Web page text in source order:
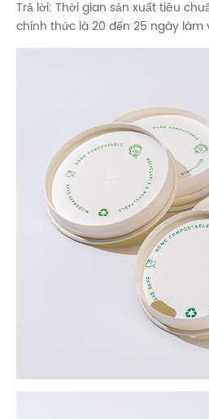
Trả lời: Thời gian sản xuất tiêu
chính thức là 20 đến 25 ngày làm